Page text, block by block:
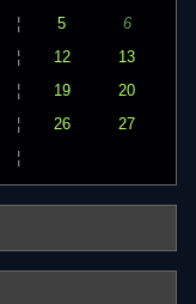
¦ 5
6
¦ 12
13
¦ 19
20
¦ 26
27
¦